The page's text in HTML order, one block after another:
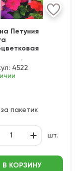
Петуния
4522
пакетик
шт.
В КОРЗИНУ